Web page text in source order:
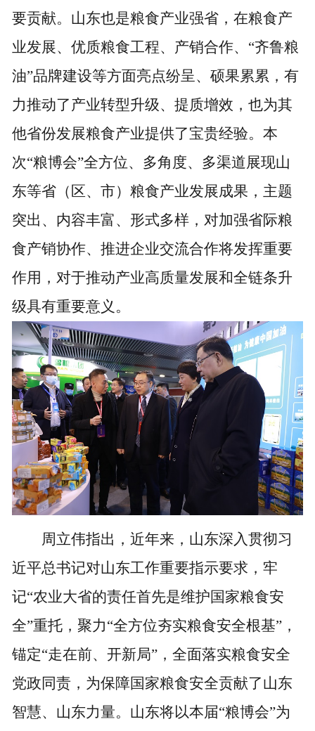
要贡献。山东也是粮食产业强省，在粮食产
业发展、优质粮食工程、产销合作、“齐鲁粮
油”品牌建设等方面亮点纷呈、硕果累累，有
力推动了产业转型升级、提质增效，也为其
他省份发展粮食产业提供了宝贵经验。本
次“粮博会”全方位、多角度、多渠道展现山
东等省（区、市）粮食产业发展成果，主题
突出、内容丰富、形式多样，对加强省际粮
食产销协作、推进企业交流合作将发挥重要
作用，对于推动产业高质量发展和全链条升
级具有重要意义。
周立伟指出，近年来，山东深入贯彻习
近平总书记对山东工作重要指示要求，牢
记“农业大省的责任首先是维护国家粮食安
全”重托，聚力“全方位夯实粮食安全根基”，
锚定“走在前、开新局”，全面落实粮食安全
党政同责，为保障国家粮食安全贡献了山东
智慧、山东力量。山东将以本届“粮博会”为